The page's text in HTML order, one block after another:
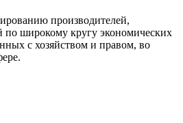
производителей,
по широкому кругу экономических
с хозяйством и правом, во